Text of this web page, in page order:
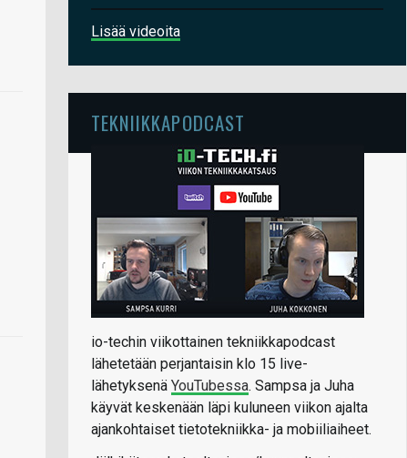
Lisää videoita
TEKNIIKKAPODCAST
io-techin viikottainen tekniikkapodcast
lähetetään perjantaisin klo 15 live-
lähetyksenä YouTubessa. Sampsa ja Juha
käyvät keskenään läpi kuluneen viikon ajalta
ajankohtaiset tietotekniikka- ja mobiiliaiheet.